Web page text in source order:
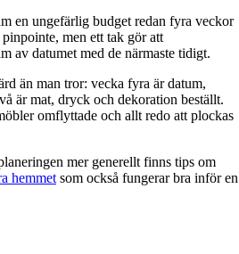
en ungefärlig budget redan fyra veckor
men ett tak gör att
av datumet med de närmaste tidigt.
än man tror: vecka fyra är datum,
är mat, dryck och dekoration beställt.
omflyttade och allt redo att plockas
mer generellt finns tips om
hemmet som också fungerar bra inför en